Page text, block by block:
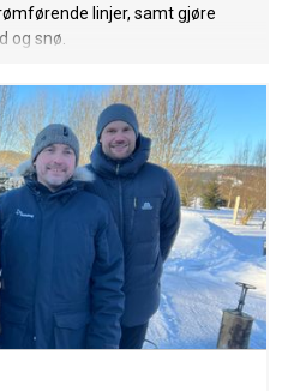
linjer, samt gjøre
og snø.